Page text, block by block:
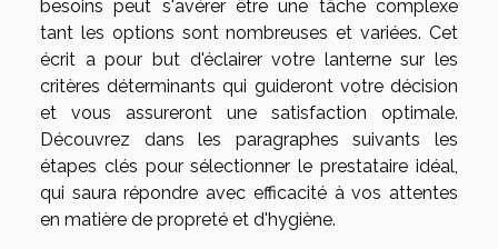
besoins peut s'avérer être une tâche complexe
tant les options sont nombreuses et variées. Cet
écrit a pour but d'éclairer votre lanterne sur les
critères déterminants qui guideront votre décision
et vous assureront une satisfaction optimale.
Découvrez dans les paragraphes suivants les
étapes clés pour sélectionner le prestataire idéal,
qui saura répondre avec efficacité à vos attentes
en matière de propreté et d'hygiène.